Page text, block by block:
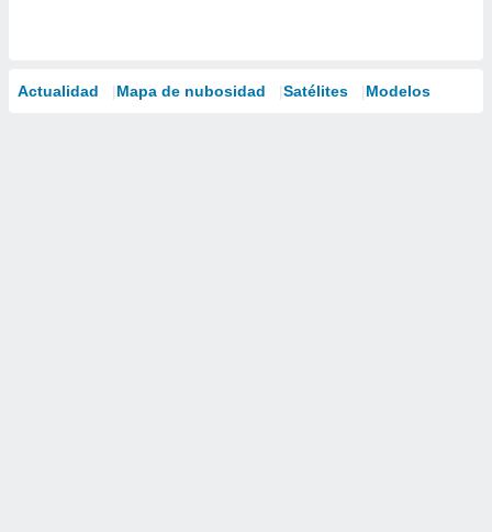
Actualidad Mapa de nubosidad Satélites Modelos